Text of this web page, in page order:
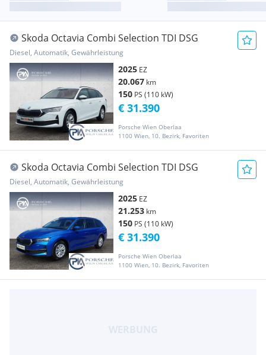
Skoda Octavia Combi Selection TDI DSG
Diesel, Automatik, Gewährleistung
2025 EZ
20.067 km
150 PS (110 kW)
Porsche Wien Oberlaa
1100 Wien, 10. Bezirk, Favoriten
€ 31.390
Skoda Octavia Combi Selection TDI DSG
Diesel, Automatik, Gewährleistung
2025 EZ
21.253 km
150 PS (110 kW)
Porsche Wien Oberlaa
1100 Wien, 10. Bezirk, Favoriten
€ 31.390